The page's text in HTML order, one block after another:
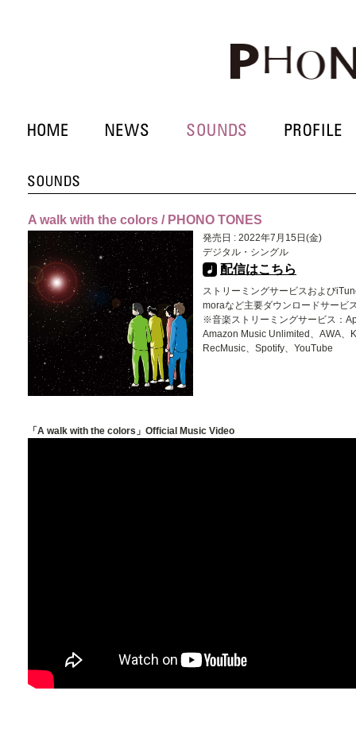
A walk with the colors / PHONO TONES
発売日 : 2022年7月15日(金)
デジタル・シングル
配信はこちら
ストリーミングサービスおよび
moraなど主要ダウンロードサービ
※音楽ストリーミングサービス：
Amazon Music Unlimited、AWA、
RecMusic、Spotify、YouTube
「A walk with the colors」Official Music Video